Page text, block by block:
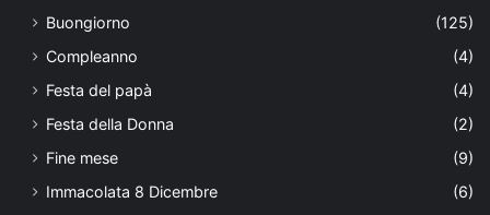
Buongiorno
(125)
Compleanno
(4)
Festa del papà
(4)
Festa della Donna
(2)
Fine mese
(9)
Immacolata 8 Dicembre
(6)